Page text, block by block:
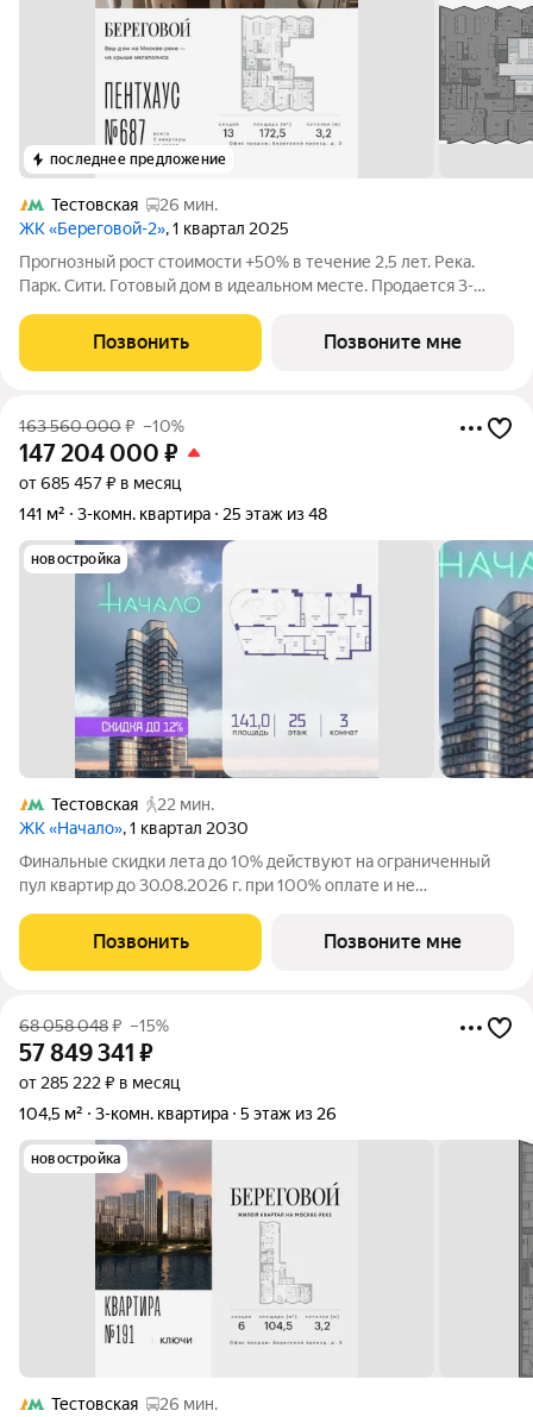
последнее предложение
Тестовская
26 мин.
ЖК «Береговой-2», 1 квартал 2025
Прогнозный рост стоимости +50% в течение 2,5 лет. Река.
Парк. Сити. Готовый дом в идеальном месте. Продается 3-
и видом на Москву-реку. Береговой - квартал-курорт в центре
столицы. Пешеходная
Позвонить Позвоните мне
163 560 000₽ –10%
147 204 000 ₽
от 685 457 ₽ в месяц
141 м²
3-комн. квартира 25 этаж из 48
новостройка
Тестовская
22 мин.
ЖК «Начало», 1 квартал 2030
Финальные скидки лета до 10% действуют на ограниченный
пул квартир до 30.08.2026 г. при 100% оплате и не
перекрестке делового и исторического центров Москвы,
продается трехкомнатная квартира
Позвонить Позвоните мне
68 058 048₽ –15%
57 849 341 ₽
от 285 222 ₽ в месяц
104,5 м²
3-комн. квартира 5 этаж из 26
новостройка
Тестовская
26 мин.